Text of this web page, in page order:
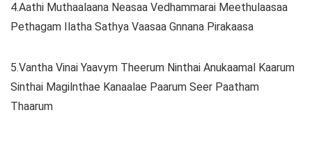
4.Aathi Muthaalaana Neasaa Vedhammarai Meethulaasaa
Pethagam Ilatha Sathya Vaasaa Gnnana Pirakaasa
5.Vantha Vinai Yaavym Theerum Ninthai Anukaamal Kaarum
Sinthai Magilnthae Kanaalae Paarum Seer Paatham
Thaarum